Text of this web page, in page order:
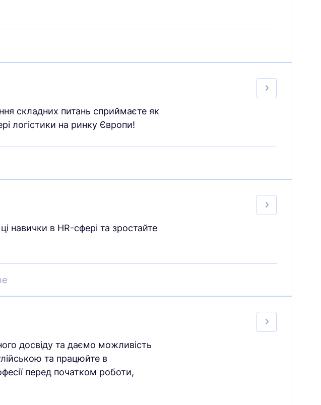
складних питань сприймаєте як
логістики на ринку Європи!
навички в HR-сфері та зростайте
досвіду та даємо можливість
та працюйте в
перед початком роботи,